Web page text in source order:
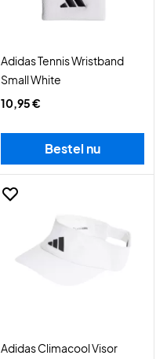
Adidas Tennis Wristband
Small White
10,95 €
Bestel nu
Adidas Climacool Visor